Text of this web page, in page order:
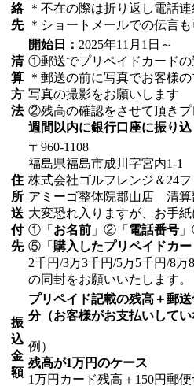
絡
先
＊不在の際は折り返し電話
＊ショートメールでの伝言
清
算
方
法
開始日： 2025年11月1日～
①郵送でプリペイドカードの
＊郵送の前に写真でお客様
写真の撮影をお願いします
②残高の確認をさせて頂きプ
週間以内に銀行口座に振り込
住
所
送
付
先
〒960-1108
福島県福島市成川字宮内1-1
株式会社ゴルフレンジ＆24
アミーゴ整体院郡山店 清
大変恐れ入りますが、お手
①「 お名前 」②「 電話番号
⑤「 購入したプリペイドカ
2千円/3万3千円/5万5千円/8
の同封をお願いいたします。
振
込
金
額
プリペイド記載の残高＋郵
分（お客様がお支払いしてい
例）
残高が1万円のケース
1万円カード残高＋150円郵